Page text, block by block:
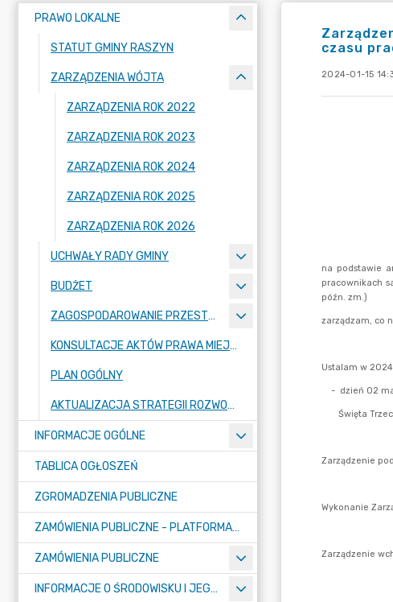
PRAWO LOKALNE
STATUT GMINY RASZYN
ZARZĄDZENIA WÓJTA
ZARZĄDZENIA ROK 2022
ZARZĄDZENIA ROK 2023
ZARZĄDZENIA ROK 2024
ZARZĄDZENIA ROK 2025
ZARZĄDZENIA ROK 2026
UCHWAŁY RADY GMINY
BUDŻET
ZAGOSPODAROWANIE PRZESTRZENNE
KONSULTACJE AKTÓW PRAWA MIEJSCOWEGO I INNYCH AKTÓW PRAWNYCH
PLAN OGÓLNY
AKTUALIZACJA STRATEGII ROZWOJU GMINY RASZYN
INFORMACJE OGÓLNE
TABLICA OGŁOSZEŃ
ZGROMADZENIA PUBLICZNE
ZAMÓWIENIA PUBLICZNE - PLATFORMA ZAKUPOWA (OD 01.05.2025R.)
ZAMÓWIENIA PUBLICZNE
INFORMACJE O ŚRODOWISKU I JEGO OCHRONIE
czasu
2024-01-15